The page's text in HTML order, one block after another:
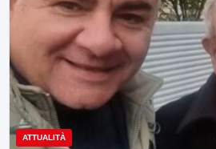
ATTUALITÀ